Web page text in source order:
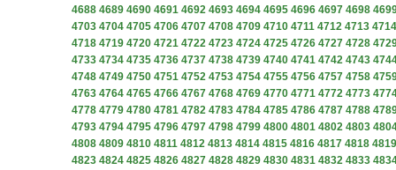
4688 4689 4690 4691 4692 4693 4694 4695 4696 4697 4698
4703 4704 4705 4706 4707 4708 4709 4710 4711 4712 4713 4714
4718 4719 4720 4721 4722 4723 4724 4725 4726 4727 4728
4733 4734 4735 4736 4737 4738 4739 4740 4741 4742 4743
4748 4749 4750 4751 4752 4753 4754 4755 4756 4757 4758
4763 4764 4765 4766 4767 4768 4769 4770 4771 4772 4773
4778 4779 4780 4781 4782 4783 4784 4785 4786 4787 4788
4793 4794 4795 4796 4797 4798 4799 4800 4801 4802 4803
4808 4809 4810 4811 4812 4813 4814 4815 4816 4817 4818 4819
4823 4824 4825 4826 4827 4828 4829 4830 4831 4832 4833